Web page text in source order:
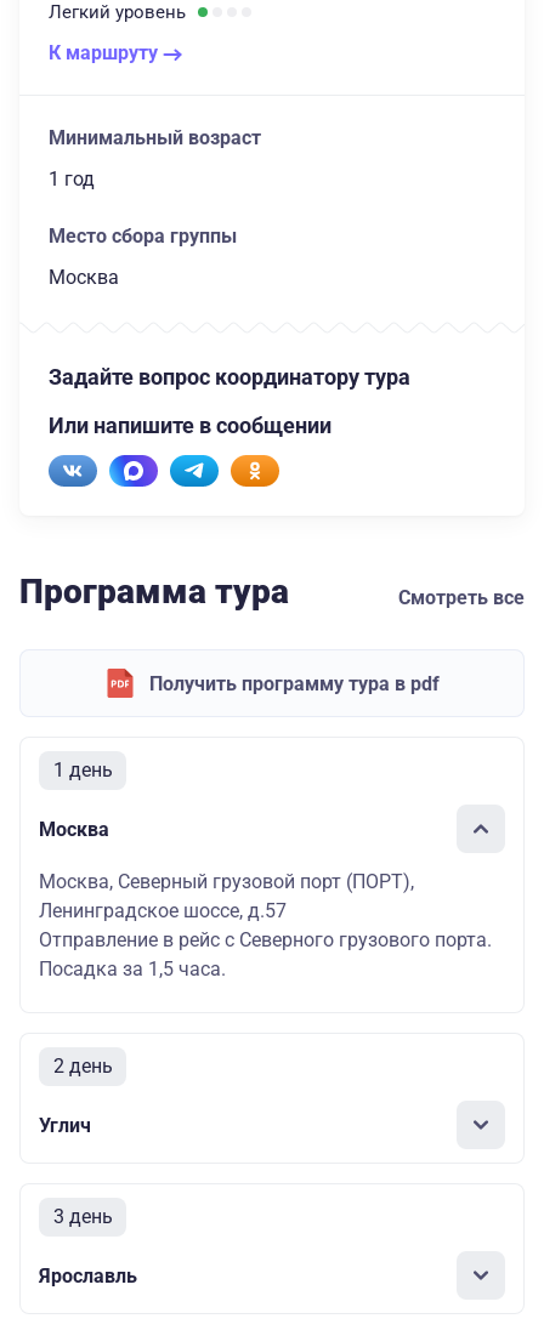
Легкий уровень
К маршруту
Минимальный возраст
1 год
Место сбора группы
Москва
Задайте вопрос координатору тура
Или напишите в сообщении
Программа тура Смотреть все
Получить программу тура в pdf
1 день
Москва
Москва, Северный грузовой порт (ПОРТ),
Ленинградское шоссе, д.57
Отправление в рейс с Северного грузового порта.
Посадка за 1,5 часа.
2 день
Углич
3 день
Ярославль